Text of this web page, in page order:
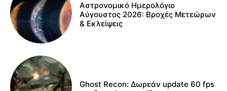
Αστρονομικό Ημερολόγιο
Αύγουστος 2026: Βροχές Μετεώρων
& Εκλείψεις
Ghost Recon: Δωρεάν update 60 fps